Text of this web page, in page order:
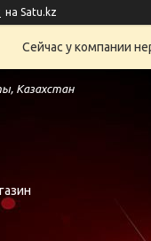
на Satu.kz
Сейчас у компании
Казахстан